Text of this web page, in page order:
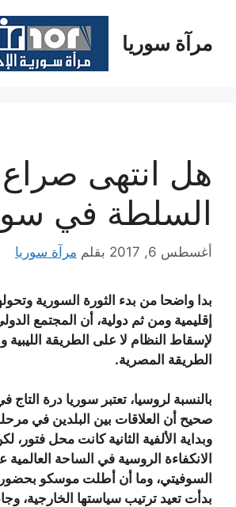
المحتوىمرآة سوريا
هل انتهى صراع
السلطة في
أغسطس 6, 2017 بقلم مرآة سوريا
بدا واضحا من بدء الثورة السورية
إقليمية ومن ثم دولية، أن المجتمع
لإسقاط النظام لا على الطريقة الليبية
الطريقة المصرية.
بالنسبة لروسيا، تعتبر سوريا درة
صحيح أن العلاقات بين البلدين في
وبداية الألفية الثانية كانت محل فتور،
الانكفاءة الروسية في الساحة العالمية
السوفيتي، وما أن أطلت موسكو
بدأت تعيد ترتيب سياستها الخارجية،